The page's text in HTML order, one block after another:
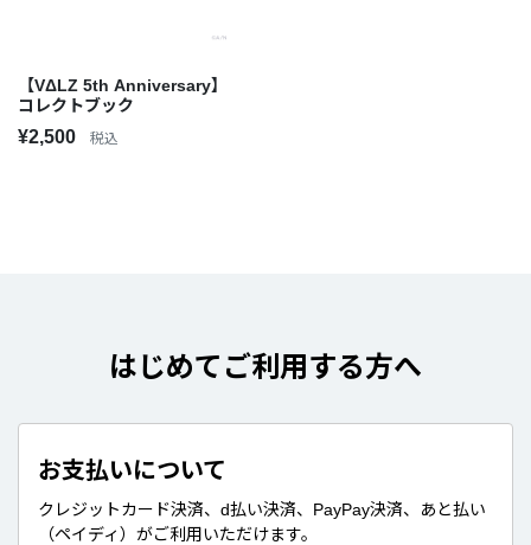
【VΔLZ 5th Anniversary】
コレクトブック
¥2,500 税込
はじめてご利用する方へ
お支払いについて
クレジットカード決済、d払い決済、PayPay決済、あと払い
（ペイディ）がご利用いただけます。